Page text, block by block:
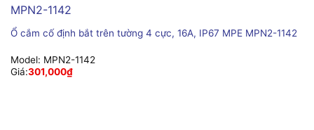
Ổ cắm cố định bắt trên tường 4 cực, 16A, IP67 MPE MPN2-1142
Model: MPN2-1142
Giá:301,000₫